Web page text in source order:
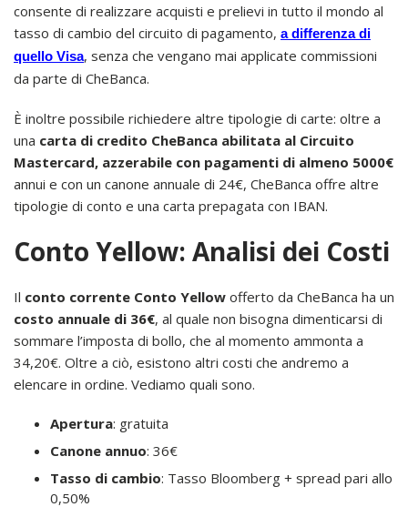
consente di realizzare acquisti e prelievi in tutto il mondo al
tasso di cambio del circuito di pagamento, a differenza di
quello Visa, senza che vengano mai applicate commissioni
da parte di CheBanca.
È inoltre possibile richiedere altre tipologie di carte: oltre a
una carta di credito CheBanca abilitata al Circuito
Mastercard, azzerabile con pagamenti di almeno 5000€
annui e con un canone annuale di 24€, CheBanca offre altre
tipologie di conto e una carta prepagata con IBAN.
Conto Yellow: Analisi dei Costi
Il conto corrente Conto Yellow offerto da CheBanca ha un
costo annuale di 36€, al quale non bisogna dimenticarsi di
sommare l’imposta di bollo, che al momento ammonta a
34,20€. Oltre a ciò, esistono altri costi che andremo a
elencare in ordine. Vediamo quali sono.
Apertura: gratuita
Canone annuo: 36€
Tasso di cambio: Tasso Bloomberg + spread pari allo
0,50%